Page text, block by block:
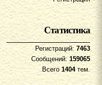
Статистика
Регистраций: 7463
Сообщений:159065
Всего 1404тем.